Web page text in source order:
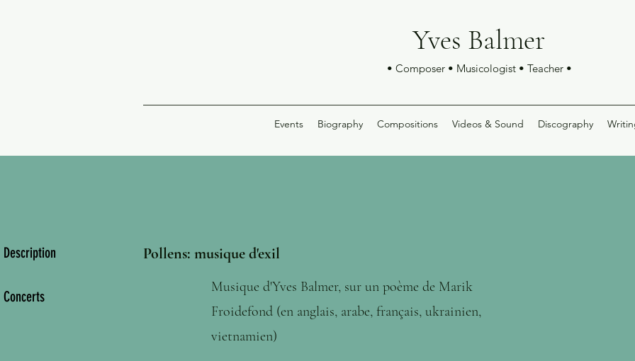
Yves Balmer
• Composer • Musicologist • Teacher •
Events Biography Compositions Videos & Sound Discography
Description
Concerts
Pollens: musique d'exil
Musique d'Yves Balmer, sur un poème de Marik
Froidefond (en anglais, arabe, français, ukrainien,
vietnamien)